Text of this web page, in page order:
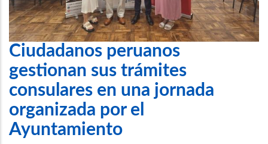
Ciudadanos peruanos
gestionan sus trámites
consulares en una jornada
organizada por el
Ayuntamiento